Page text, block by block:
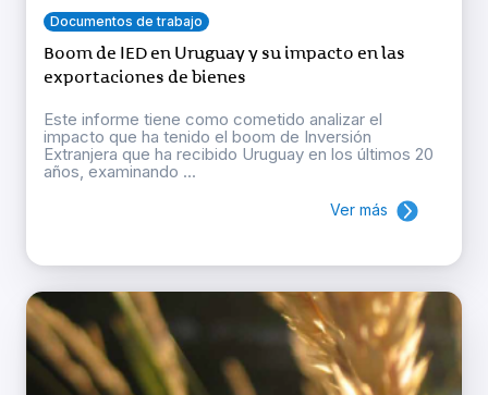
Documentos de trabajo
Boom de IED en Uruguay y su impacto en las
exportaciones de bienes
Este informe tiene como cometido analizar el
impacto que ha tenido el boom de Inversión
Extranjera que ha recibido Uruguay en los últimos 20
años, examinando ...
Ver más